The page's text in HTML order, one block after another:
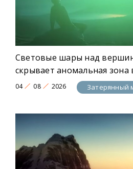
Световые шары над
скрывает аномальная зона
04 08 2026 Затерянный